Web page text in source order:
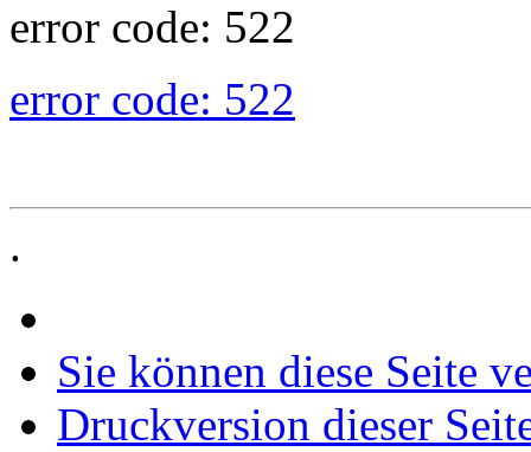
error code: 522
error code: 522
.
Sie können diese Seite
Druckversion dieser